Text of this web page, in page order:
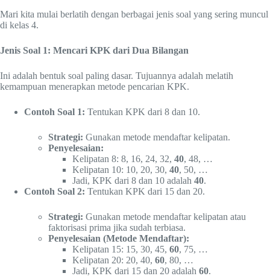
Mari kita mulai berlatih dengan berbagai jenis soal yang sering muncul
di kelas 4.
Jenis Soal 1: Mencari KPK dari Dua Bilangan
Ini adalah bentuk soal paling dasar. Tujuannya adalah melatih
kemampuan menerapkan metode pencarian KPK.
Contoh Soal 1: Tentukan KPK dari 8 dan 10.
Strategi: Gunakan metode mendaftar kelipatan.
Penyelesaian:
Kelipatan 8: 8, 16, 24, 32, 40, 48, …
Kelipatan 10: 10, 20, 30, 40, 50, …
Jadi, KPK dari 8 dan 10 adalah 40.
Contoh Soal 2: Tentukan KPK dari 15 dan 20.
Strategi: Gunakan metode mendaftar kelipatan atau
faktorisasi prima jika sudah terbiasa.
Penyelesaian (Metode Mendaftar):
Kelipatan 15: 15, 30, 45, 60, 75, …
Kelipatan 20: 20, 40, 60, 80, …
Jadi, KPK dari 15 dan 20 adalah 60.